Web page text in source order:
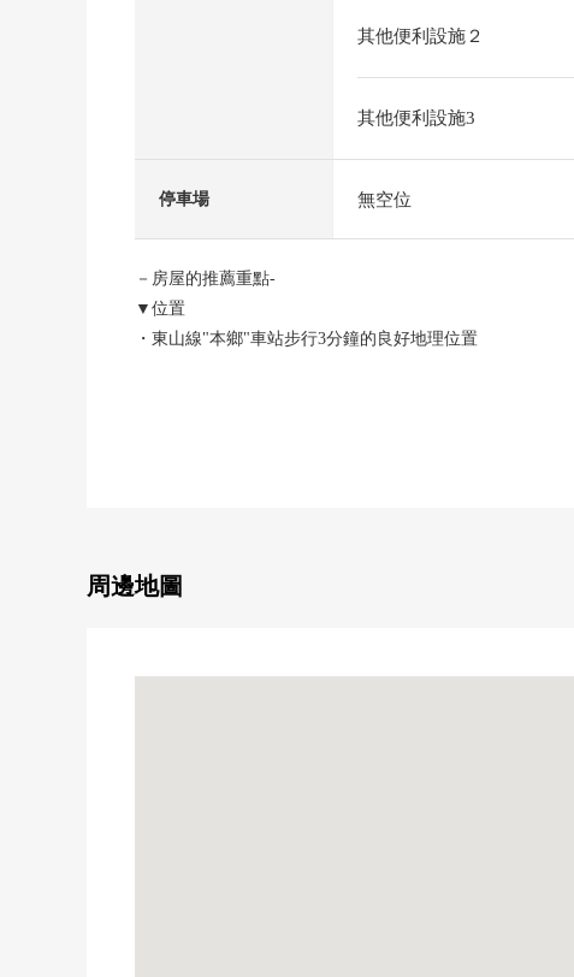
其他便利設施２
其他便利設施3
停車場 無空位
－房屋的推薦重點-
▼位置
・東山線"本鄉"車站步行3分鐘的良好地理位置
・容易用分離型使用浴室和廁所的房型
周邊地圖